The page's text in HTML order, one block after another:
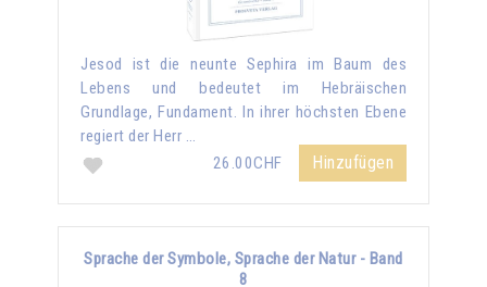
Jesod ist die neunte Sephira im Baum des
Lebens und bedeutet im Hebräischen
Grundlage, Fundament. In ihrer höchsten Ebene
regiert der Herr …
26.00CHF
Hinzufügen
Sprache der Symbole, Sprache der Natur - Band
8